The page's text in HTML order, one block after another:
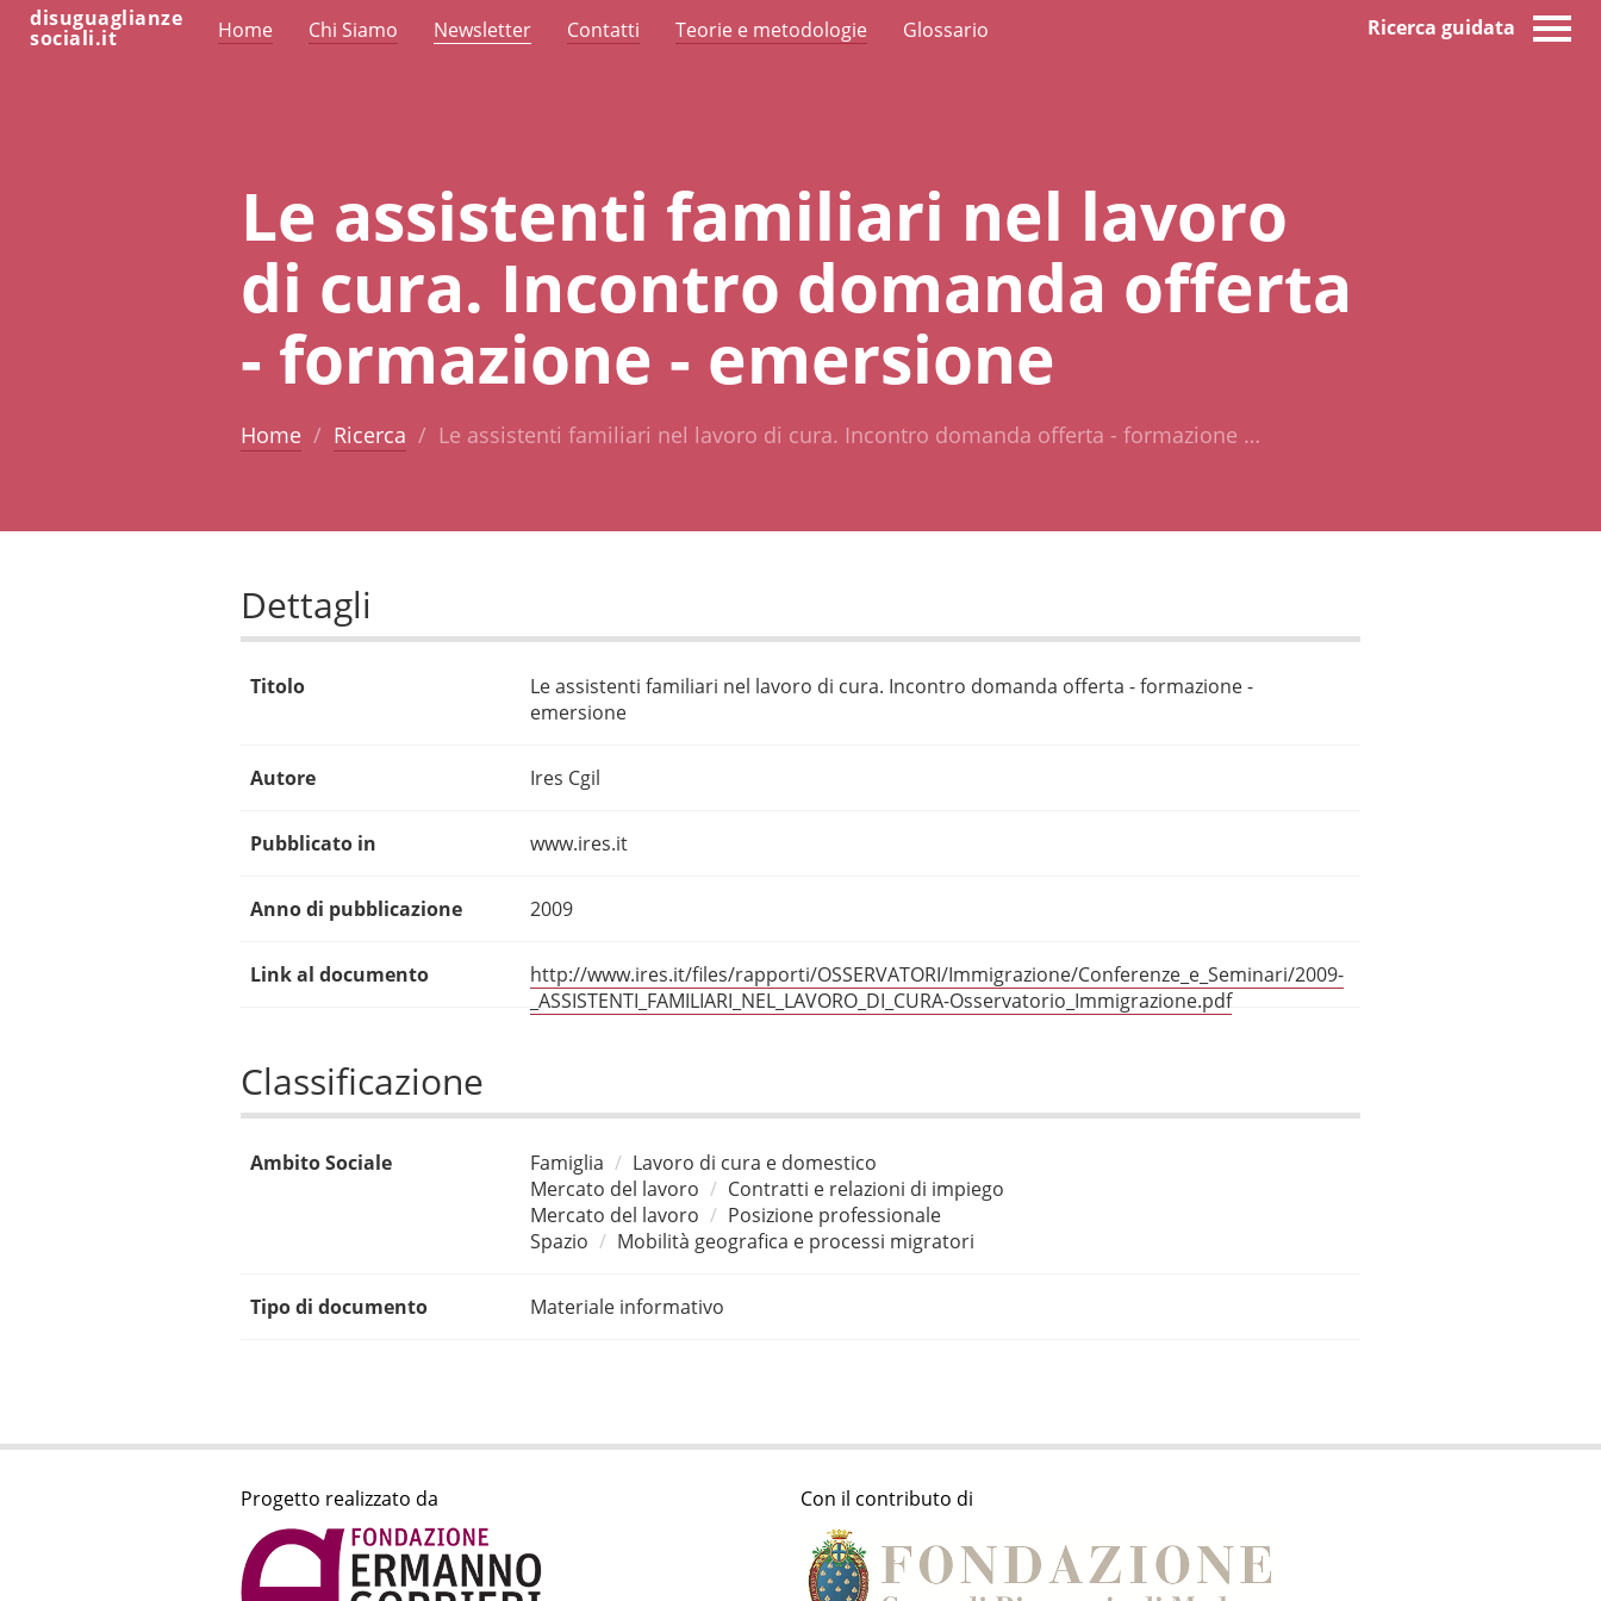
disuguaglianze
sociali.it Home Chi Siamo Newsletter Contatti Teorie e metodologie Glossario Ricerca guidata
Le assistenti familiari nel lavoro
di cura. Incontro domanda offerta
- formazione - emersione
Home Ricerca Le assistenti familiari nel lavoro di cura. Incontro domanda offerta - formazione …
Dettagli
Titolo
Le assistenti familiari nel lavoro di cura. Incontro domanda offerta - formazione -
emersione
Autore Ires Cgil
Pubblicato in www.ires.it
Anno di pubblicazione 2009
Link al documento
http://www.ires.it/files/rapporti/OSSERVATORI/Immigrazione/Conferenze_e_Seminari/2009-
_ASSISTENTI_FAMILIARI_NEL_LAVORO_DI_CURA-Osservatorio_Immigrazione.pdf
Classificazione
Ambito Sociale Famiglia
Lavoro di cura e domestico
Mercato del lavoro
Contratti e relazioni di impiego
Mercato del lavoro
Posizione professionale
Spazio
Mobilità geografica e processi migratori
Tipo di documento Materiale informativo
Progetto realizzato da Con il contributo di